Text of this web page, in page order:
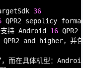
36
QPR2 sepolicy format
支持 Android 16 QPR2
QPR2 and higher，并包
而在具体机型：Android